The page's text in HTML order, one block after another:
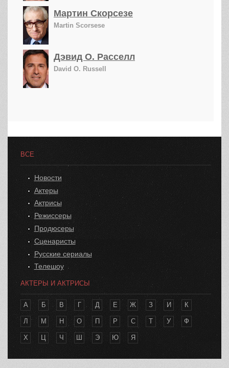
Мартин Скорсезе
Martin Scorsese
Дэвид О. Расселл
David O. Russell
ВСЕ
Новости
Актеры
Актрисы
Режиссеры
Продюсеры
Сценаристы
Русские сериалы
Телешоу
АКТЕРЫ И АКТРИСЫ
А Б В Г Д Е Ж З И К
Л М Н О П Р С Т У Ф
Х Ц Ч Ш Э Ю Я